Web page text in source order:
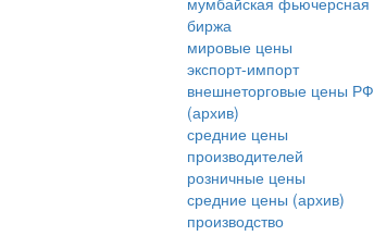
биржа
мировые цены
экспорт-импорт
внешнеторговые цены РФ
(архив)
средние цены
производителей
розничные цены
средние цены (архив)
производство